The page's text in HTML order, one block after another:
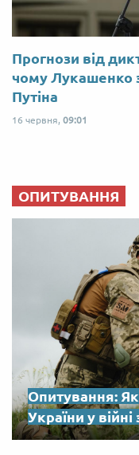
Прогнози від
чому Лукашенко
Путіна
16 червня, 09:01
ОПИТУВАННЯ
Опитування:
України у війні